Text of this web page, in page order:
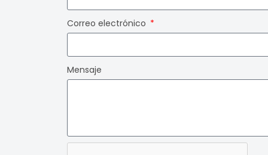
Correo electrónico
Mensaje